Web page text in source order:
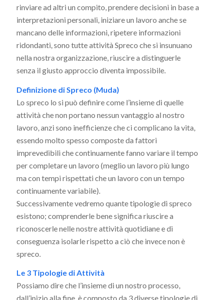
rinviare ad altri un compito, prendere decisioni in base a
interpretazioni personali, iniziare un lavoro anche se
mancano delle informazioni, ripetere informazioni
ridondanti, sono tutte attività Spreco che si insunuano
nella nostra organizzazione, riuscire a distinguerle
senza il giusto approccio diventa impossibile.
Definizione di Spreco (Muda)
Lo spreco lo si può definire come l’insieme di quelle
attività che non portano nessun vantaggio al nostro
lavoro, anzi sono inefficienze che ci complicano la vita,
essendo molto spesso composte da fattori
imprevedibili che continuamente fanno variare il tempo
per completare un lavoro (meglio un lavoro più lungo
ma con tempi rispettati che un lavoro con un tempo
continuamente variabile).
Successivamente vedremo quante tipologie di spreco
esistono; comprenderle bene significa riuscire a
riconoscerle nelle nostre attività quotidiane e di
conseguenza isolarle rispetto a ciò che invece non è
spreco.
Le 3 Tipologie di Attività
Possiamo dire che l’insieme di un nostro processo,
dall’inizio alla fine, è composto da 3 diverse tipologie di